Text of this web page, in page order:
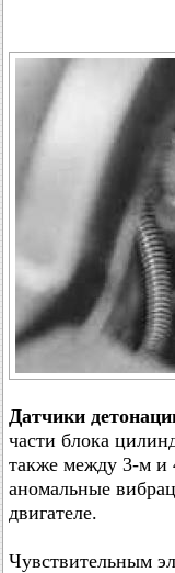
Датчики
части блока
также между 3-м и
аномальные
двигателе.
Чувствительным